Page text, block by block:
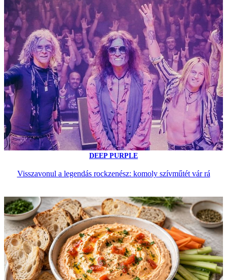
DEEP PURPLE
Visszavonul a legendás rockzenész: komoly szívműtét vár rá